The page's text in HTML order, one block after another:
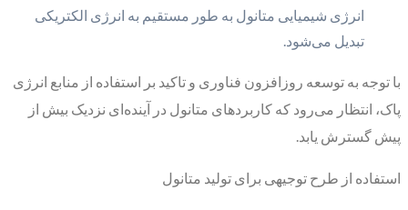
انرژی شیمیایی متانول به طور مستقیم به انرژی الکتریکی
تبدیل می‌شود.
با توجه به توسعه روزافزون فناوری و تاکید بر استفاده از منابع انرژی
پاک، انتظار می‌رود که کاربردهای متانول در آینده‌ای نزدیک بیش از
پیش گسترش یابد.
استفاده از طرح توجیهی برای تولید متانول